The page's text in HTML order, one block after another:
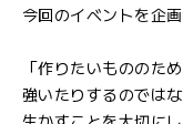
今回のイベントを企
「作りたいもののた
強いたりするのでは